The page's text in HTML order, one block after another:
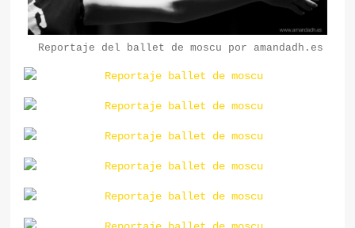
Reportaje del ballet de moscu por amandadh.es